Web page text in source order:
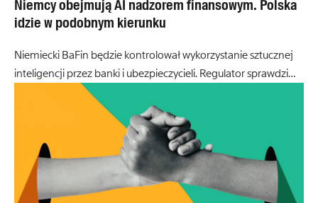
Niemcy obejmują AI nadzorem finansowym. Polska
idzie w podobnym kierunku
Niemiecki BaFin będzie kontrolował wykorzystanie sztucznej
inteligencji przez banki i ubezpieczycieli. Regulator sprawdzi…